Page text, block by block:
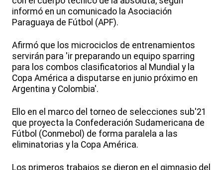
informó en un comunicado la Asociación
Paraguaya de Fútbol (APF).
Afirmó que los microciclos de entrenamientos
servirán para 'ir preparando un equipo sparring
para los combos clasificatorios al Mundial y la
Copa América a disputarse en junio próximo en
Argentina y Colombia'.
Ello en el marco del torneo de selecciones sub'21
que proyecta la Confederación Sudamericana de
Fútbol (Conmebol) de forma paralela a las
eliminatorias y la Copa América.
Los primeros trabajos se dieron en el gimnasio del